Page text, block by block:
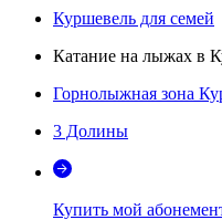
Куршевель для семей
Катание на лыжах в
Горнолыжная зона
3 Долины
Купить мой